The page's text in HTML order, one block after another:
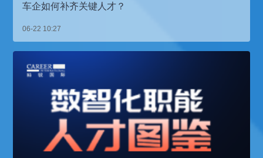
车企如何补齐关键人才？
06-22 10:27